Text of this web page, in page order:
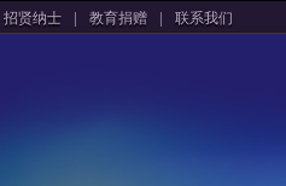
招贤纳士 | 教育捐赠 | 联系我们